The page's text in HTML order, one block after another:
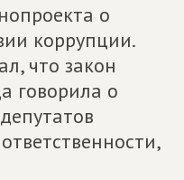
о
коррупции.
что закон
говорила о